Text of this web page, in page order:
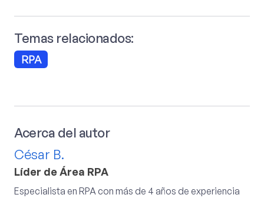
Temas relacionados:
RPA
Acerca del autor
César B.
Líder de Área RPA
Especialista en RPA con más de 4 años de experiencia